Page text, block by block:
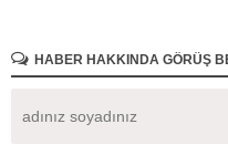
HABER HAKKINDA GÖRÜŞ